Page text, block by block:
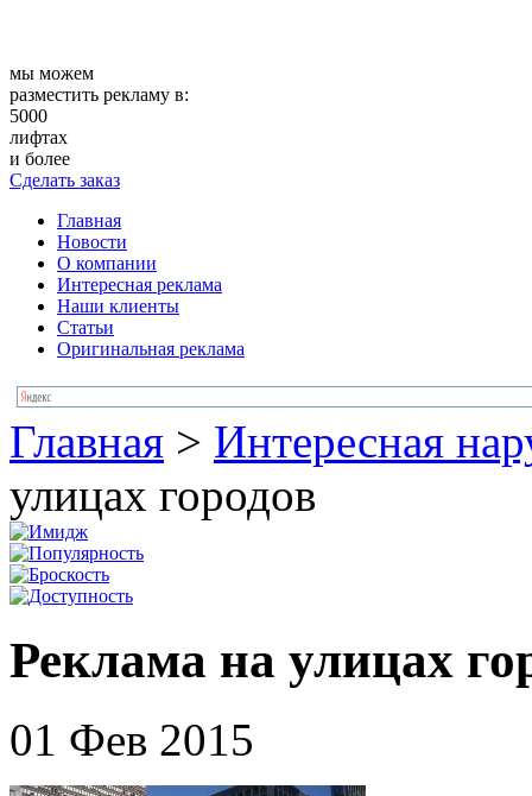
мы можем
разместить рекламу в:
5000
лифтах
и более
Сделать заказ
Главная
Новости
О компании
Интересная реклама
Наши клиенты
Статьи
Оригинальная реклама
Главная > Интересная
улицах городов
Реклама на улицах
01 Фев 2015